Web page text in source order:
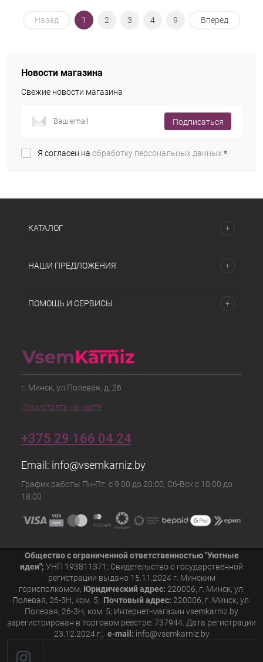
Назад 1 2 3 4 9 Вперед
Новости магазина
Свежие новости магазина
Подписаться
Я согласен на обработку персональных данных.*
КАТАЛОГ
НАШИ ПРЕДЛОЖЕНИЯ
ПОМОЩЬ И СЕРВИСЫ
г. Минск, ул Полевая, д. 26
Посмотреть на карте
+375 29 166 04 24
Email: info@vsemkarniz.by
График работы Пн-Пт: с 9:00 до 20:00, Сб-Вск с 10.00 до
18.00
Общество с ограниченной ответственностью "Уютные
идеи"; УНП 193811371; Свидетельство о государственной
регистрации выдано 15.11.2024 г. Минским
горисполкомом; Юридический адрес: 220006, г. Минск, ул.
Полевая, 26-3Н, ком. 5; Почтовый адрес: 220006, г. Минск, ул.
Полевая, 26-3Н, ком. 5; Интернет-магазин vsemkarniz.by
зарегистрирован в торговом реестре: 737944. Дата регистрации
23.12.2024 г.; e-mail: info@vsemkarniz.by